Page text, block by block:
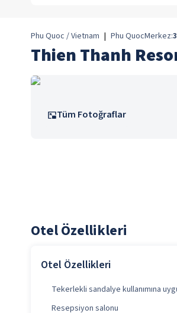
Phu Quoc / Vietnam | Phu QuocMerkez:3
Thien Thanh
Tüm Fotoğraflar
Otel Özellikleri
Otel Özellikleri
Tekerlekli sandalye kullanımına
Resepsiyon salonu